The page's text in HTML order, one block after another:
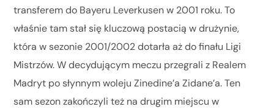
transferem do Bayeru Leverkusen w 2001 roku. To
właśnie tam stał się kluczową postacią w drużynie,
która w sezonie 2001/2002 dotarła aż do finału Ligi
Mistrzów. W decydującym meczu przegrali z Realem
Madryt po słynnym woleju Zinedine’a Zidane’a. Ten
sam sezon zakończyli też na drugim miejscu w